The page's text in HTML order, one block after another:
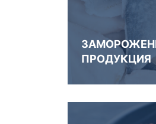
ПРОДУКЦИЯ